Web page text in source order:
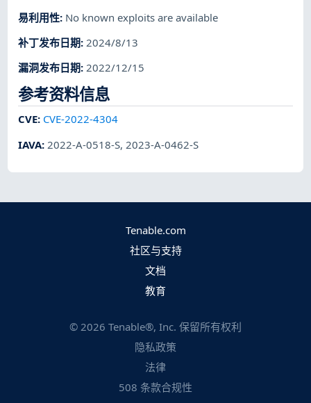
易利用性: No known exploits are available
补丁发布日期:2024/8/13
漏洞发布日期:2022/12/15
参考资料信息
CVE: CVE-2022-4304
IAVA: 2022-A-0518-S, 2023-A-0462-S
Tenable.com
社区与支持
文档
教育
© 2026 Tenable®, Inc. 保留所有权利
隐私政策
法律
508 条款合规性